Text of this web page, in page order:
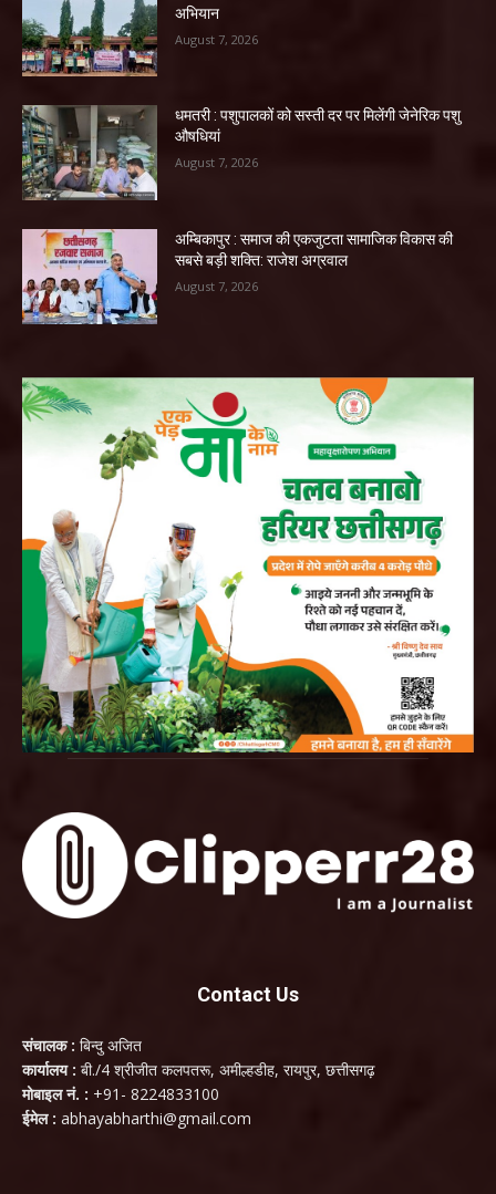
अभियान
August 7, 2026
धमतरी : पशुपालकों को सस्ती दर पर मिलेंगी जेनेरिक पशु
औषधियां
August 7, 2026
अम्बिकापुर : समाज की एकजुटता सामाजिक विकास की
सबसे बड़ी शक्ति: राजेश अग्रवाल
August 7, 2026
Contact Us
संचालक : बिन्दु अजित
कार्यालय : बी./4 श्रीजीत कलपतरू, अमील्हडीह, रायपुर, छत्तीसगढ़
मोबाइल नं. : +91- 8224833100
ईमेल : abhayabharthi@gmail.com